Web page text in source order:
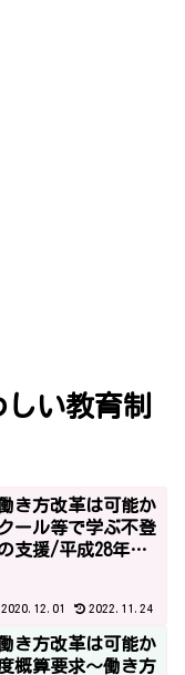
い教育制
き方改革は可能か
ール等で学ぶ不登
支援/平成28年度
2020.12.01 2022.11.24
き方改革は可能か
概算要求～働き方